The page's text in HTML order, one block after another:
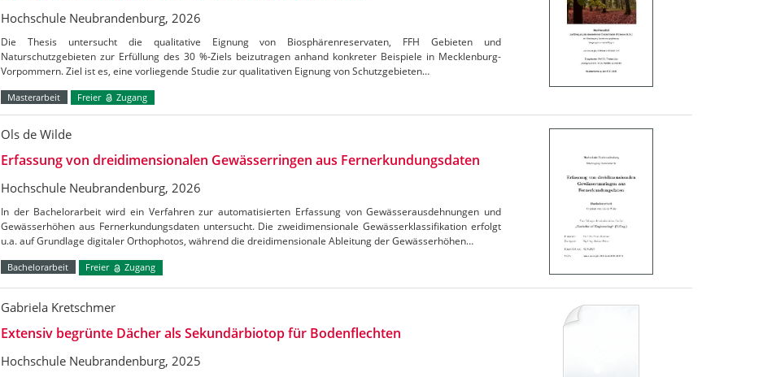
Hochschule Neubrandenburg, 2026
Die Thesis untersucht die qualitative Eignung von Biosphärenreservaten, FFH Gebieten und
Naturschutzgebieten zur Erfüllung des 30 %-Ziels beizutragen anhand konkreter Beispiele in Mecklenburg-
Vorpommern. Ziel ist es, eine vorliegende Studie zur qualitativen Eignung von Schutzgebieten…
Masterarbeit Freier Zugang
Ols de Wilde
Erfassung von dreidimensionalen Gewässerringen aus Fernerkundungsdaten
Hochschule Neubrandenburg, 2026
In der Bachelorarbeit wird ein Verfahren zur automatisierten Erfassung von Gewässerausdehnungen und
Gewässerhöhen aus Fernerkundungsdaten untersucht. Die zweidimensionale Gewässerklassifikation erfolgt
u.a. auf Grundlage digitaler Orthophotos, während die dreidimensionale Ableitung der Gewässerhöhen…
Bachelorarbeit Freier Zugang
Gabriela Kretschmer
Extensiv begrünte Dächer als Sekundärbiotop für Bodenflechten
Hochschule Neubrandenburg, 2025